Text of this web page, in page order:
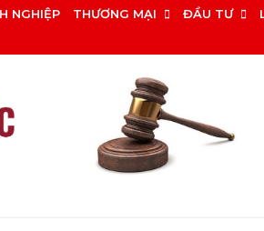
NGHIỆP THƯƠNG MẠI ĐẦU TƯ